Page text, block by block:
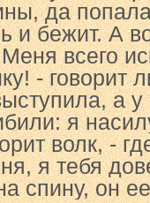
да
и бежит. А
всего
- говорит
а
я
волк, -
я тебя
спину, он